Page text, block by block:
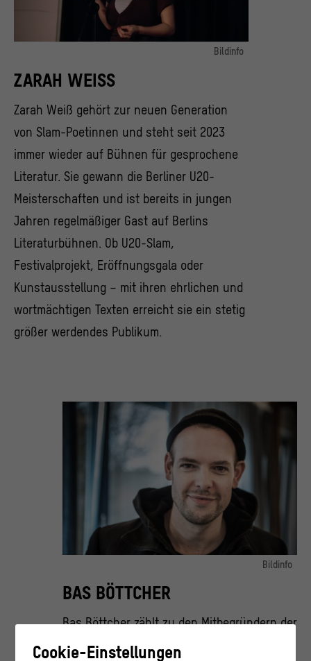
Bildinfo
ZARAH WEISS
Zarah Weiß gehört zur neuen Generation
von Slam-Poetinnen und steht seit 2023
immer wieder auf Bühnen für gesprochene
Literatur. Sie gewann die Berliner U20-
Meisterschaften und ist bereits in jungen
Jahren regelmäßiger Gast auf Berlins
Literaturbühnen. Ob U20-Slam,
Festivalprojekt, Eröffnungsgala oder
Kunstausstellung – mit ihren ehrlichen und
wortmächtigen Texten erreicht sie ein stetig
größer werdendes Publikum.
Bildinfo
© Humboldt-Universität zu Berlin / Karsten Klama
BAS BÖTTCHER
Bas Böttcher zählt zu den Mitbegründern der
deutschsprachigen Spoken-Word-Szene. Er
Cookie-Einstellungen